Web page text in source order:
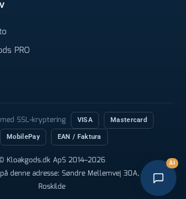
PRO
SSL-kryptering VISA Mastercard
MobilePay EAN / Faktura
Kloakgods.dk ApS 2014–2026
denne adresse: Søndre Mellemvej 30A, 4000
Roskilde
AI